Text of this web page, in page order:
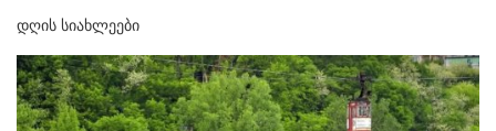
ᲓᲦᲘᲡ ᲡᲘᲐᲮᲚᲔᲔᲑᲘ